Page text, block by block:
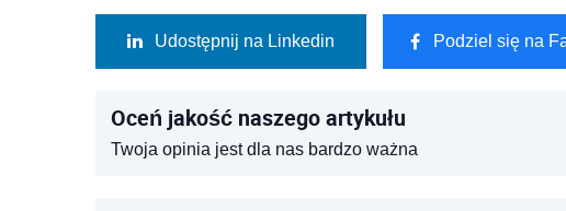
Udostępnij na Linkedin Podziel się na
Oceń jakość naszego artykułu
Twoja opinia jest dla nas bardzo ważna